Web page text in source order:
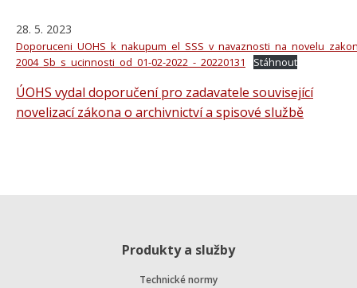
28. 5. 2023
2004_Sb_s_ucinnosti_od_01-02-2022_-_20220131
Stáhnout
ÚOHS vydal doporučení pro zadavatele související
novelizací zákona o archivnictví a spisové službě
Produkty a služby
Technické normy